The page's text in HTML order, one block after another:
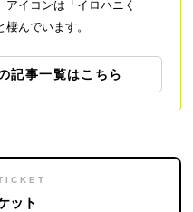
イコンは「イロハニく
んでいます。
記事一覧はこちら
ット